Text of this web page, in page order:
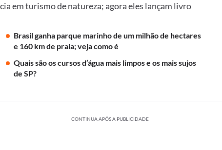
em turismo de natureza; agora eles lançam livro
Brasil ganha parque marinho de um milhão de hectares
e 160 km de praia; veja como é
Quais são os cursos d’água mais limpos e os mais sujos
de SP?
CONTINUA APÓS A PUBLICIDADE